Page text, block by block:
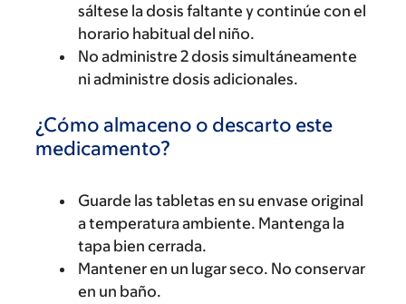
sáltese la dosis faltante y continúe con el
horario habitual del niño.
No administre 2 dosis simultáneamente
ni administre dosis adicionales.
¿Cómo almaceno o descarto este
medicamento?
Guarde las tabletas en su envase original
a temperatura ambiente. Mantenga la
tapa bien cerrada.
Mantener en un lugar seco. No conservar
en un baño.